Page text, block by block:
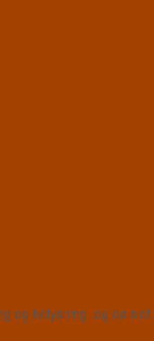
og belysning, og da